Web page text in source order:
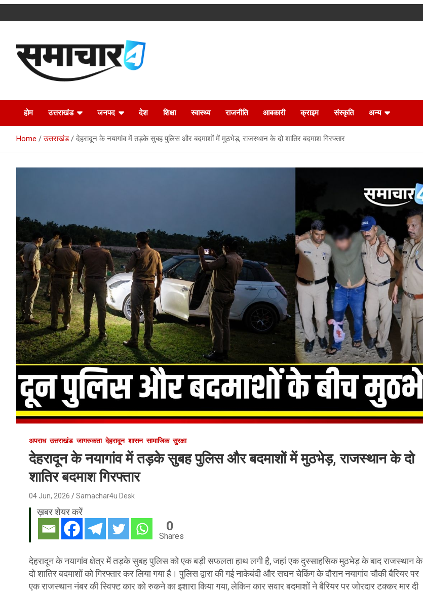
to
Samachar4u
होम उत्तराखंड जनपद देश शिक्षा स्वास्थ्य राजनीति आबकारी क्राइम संस्कृति अन्य
Home उत्तराखंड देहरादून के नयागांव में तड़के सुबह पुलिस और बदमाशों में मुठभेड़, राजस्थान के दो शातिर बदमाश गिरफ्तार
अपराध उत्तराखंड जागरुकता देहरादून शासन सामाजिक सुरक्षा
देहरादून के नयागांव में तड़के सुबह पुलिस और बदमाशों में मुठभेड़, राजस्थान के दो
शातिर बदमाश गिरफ्तार
04 Jun, 2026 Samachar4u Desk
ख़बर शेयर करें
0
Shares
देहरादून के नयागांव क्षेत्र में तड़के सुबह पुलिस को एक बड़ी सफलता हाथ लगी है, जहां एक दुस्साहसिक मुठभेड़ के बाद राजस्थान के
दो शातिर बदमाशों को गिरफ्तार कर लिया गया है। पुलिस द्वारा की गई नाकेबंदी और सघन चेकिंग के दौरान नयागांव चौकी बैरियर पर
एक राजस्थान नंबर की स्विफ्ट कार को रुकने का इशारा किया गया, लेकिन कार सवार बदमाशों ने बैरियर पर जोरदार टक्कर मार दी